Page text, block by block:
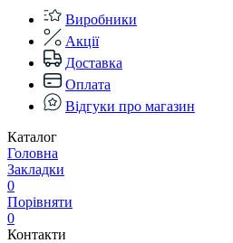
Виробники
Акції
Доставка
Оплата
Відгуки про магазин
Каталог
Головна
Закладки
0
Порівняти
0
Контакти